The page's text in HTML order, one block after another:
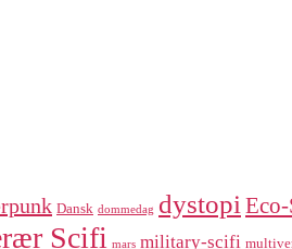
Dansk dommedag dystopi
Scifi mars military-scifi